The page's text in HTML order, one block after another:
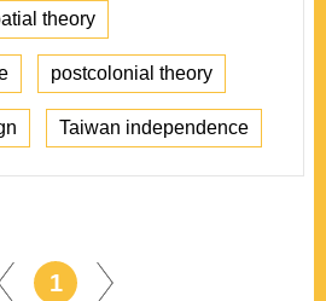
theory
postcolonial theory
Taiwan independence
1